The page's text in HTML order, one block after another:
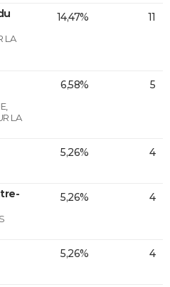
LA
14,47% 11
LA
6,58% 5
5,26% 4
5,26% 4
5,26% 4